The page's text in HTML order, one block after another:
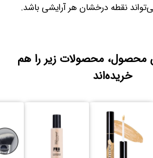
نقطه درخشان هر آرایشی باشد.
محصول، محصولات زیر را هم
خریده‌اند